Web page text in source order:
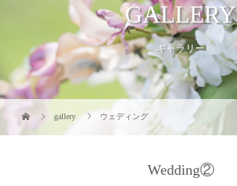
GALLERY
ギャラリー
gallery ウェディング
Wedding②